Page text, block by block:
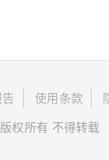
使用条款
权所有 不得转载